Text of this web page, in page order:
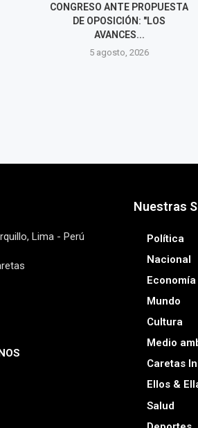
CONGRESO ANTE PROPUESTA
DE OPOSICIÓN: "LOS
AVANCES...
5 agosto, 2026
Lima - Perú
Nuestras
Política
Nacional
Economía
Mundo
Cultura
Medio
Caretas
Ellos &
Salud